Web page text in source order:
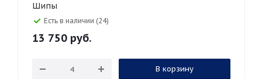
Шипы
Есть в наличии (24)
13 750 руб.
В корзину